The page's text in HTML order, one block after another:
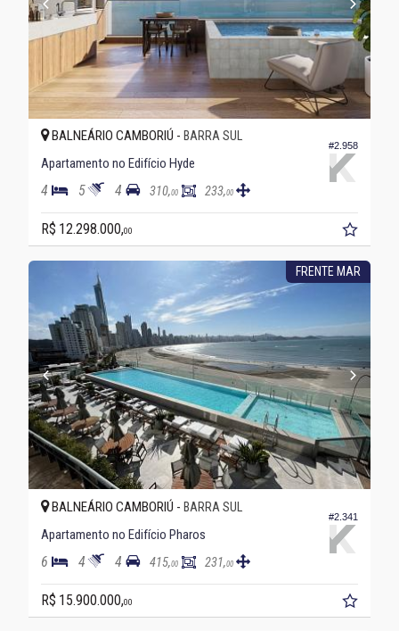
#2.958
BALNEÁRIO CAMBORIÚ - BARRA SUL
Apartamento no Edifício Hyde
4 5 4 310,00 233,00
R$ 12.298.000,00
FRENTE MAR
#2.341
BALNEÁRIO CAMBORIÚ - BARRA SUL
Apartamento no Edifício Pharos
6 4 4 415,00 231,00
R$ 15.900.000,00